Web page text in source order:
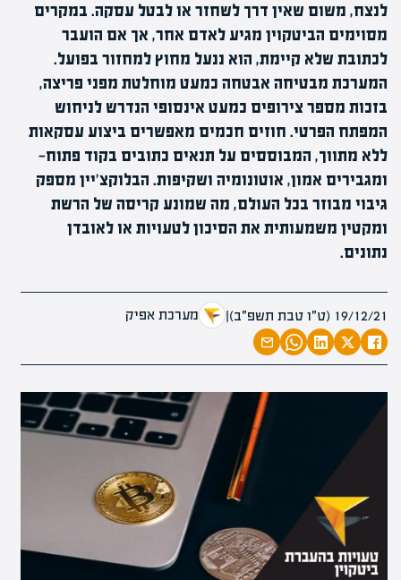
לנצח, משום שאין דרך לשחזר או לבטל עסקה. במקרים
מסוימים הביטקוין מגיע לאדם אחר, אך אם הועבר
לכתובת שלא קיימת, הוא ננעל מחוץ למחזור בפועל.
המערכת מבטיחה אבטחה כמעט מוחלטת מפני פריצה,
בזכות מספר צירופים כמעט אינסופי הנדרש לניחוש
המפתח הפרטי. חוזים חכמים מאפשרים ביצוע עסקאות
ללא מתווך, המבוססים על תנאים כתובים בקוד פתוח—
ומגבירים אמון, אוטונומיה ושקיפות. הבלוקצ'יין מספק
גיבוי מבוזר בכל העולם, מה שמונע קריסה של הרשת
ומקטין משמעותית את הסיכון לטעויות או לאובדן
נתונים.
19/12/21 (ט״ו טבת תשפ״ב) | מערכת אפיק